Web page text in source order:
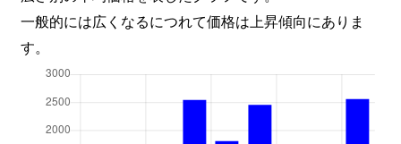
一般的には広くなるにつれて価格は上昇傾向にありま
す。